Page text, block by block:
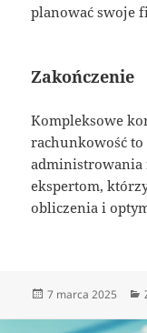
planować swoje
Zakończenie
Kompleksowe
rachunkowość
administrowania
ekspertom,
obliczenia i
Data
7 marca 2025